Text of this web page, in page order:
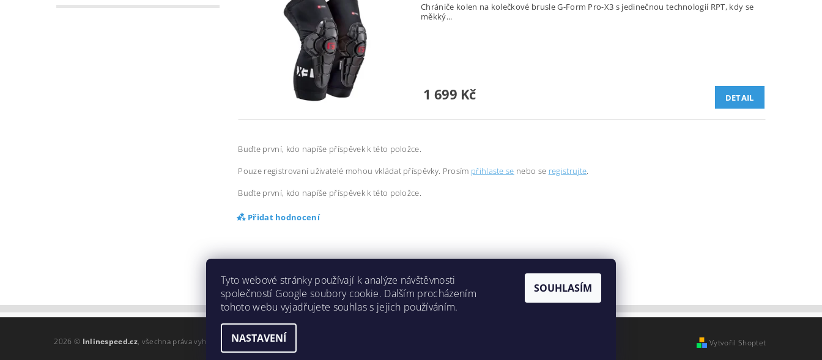
Chrániče kolen na kolečkové brusle G-Form Pro-X3 s jedinečnou technologií RPT, kdy se
měkký...
1 699 Kč DETAIL
Buďte první, kdo napíše příspěvek k této položce.
Pouze registrovaní uživatelé mohou vkládat příspěvky. Prosím přihlaste se nebo se registrujte.
Buďte první, kdo napíše příspěvek k této položce.
Přidat hodnocení
2026 © Inlinespeed.cz, všechna práva vyhrazena Vytvořil Shoptet
Tyto webové stránky používají k analýze návštěvnosti
společností Google soubory cookie. Dalším procházením
tohoto webu vyjadřujete souhlas s jejich používáním.
NASTAVENÍ
SOUHLASÍM